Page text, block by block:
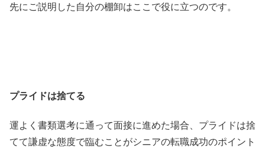
先にご説明した自分の棚卸はここで役に立つのです。
プライドは捨てる
運よく書類選考に通って面接に進めた場合、プライドは捨
てて謙虚な態度で臨むことがシニアの転職成功のポイント